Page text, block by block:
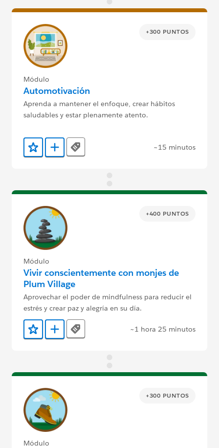
+300 PUNTOS
Módulo
Automotivación
Aprenda a mantener el enfoque, crear hábitos
saludables y estar plenamente atento.
Agregar a favoritos
Agregar a Trailmix
Tags ~15 minutos
+400 PUNTOS
Módulo
Vivir conscientemente con monjes de
Plum Village
Aprovechar el poder de mindfulness para reducir el
estrés y crear paz y alegría en su día.
Agregar a favoritos
Agregar a Trailmix
Tags ~1 hora 25 minutos
+300 PUNTOS
Módulo